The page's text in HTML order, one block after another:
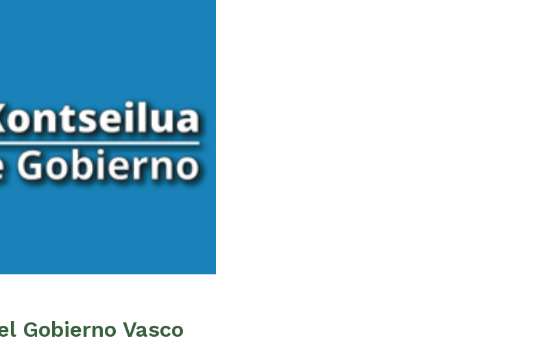
Gobierno Vasco